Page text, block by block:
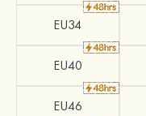
EU34
EU40
EU46